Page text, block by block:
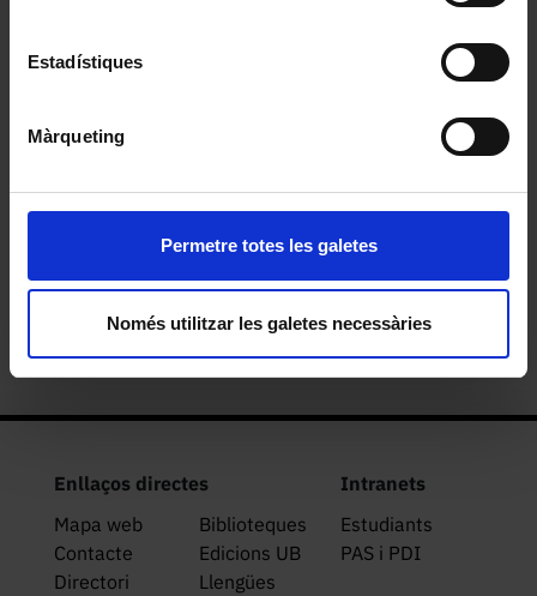
Estadístiques
Màrqueting
Permetre totes les galetes
Només utilitzar les galetes necessàries
Petaca amb cigarretes
Guants de boxa
Enllaços directes
Mapa web
Biblioteques
Contacte
Edicions UB
Directori
Llengües
Intranets
Estudiants
PAS i PDI